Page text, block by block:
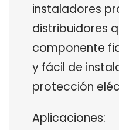
instaladores
distribuidores
componente
y fácil de
protección
Aplicaciones: